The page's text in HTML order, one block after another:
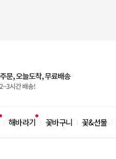
해바라기 꽃바구니 꽃&선물